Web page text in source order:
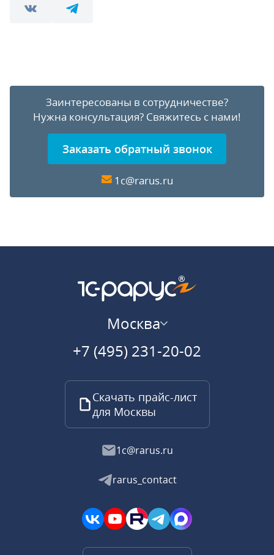
Заинтересованы в сотрудничестве?
Нужна консультация? Свяжитесь с нами!
Заказать обратный звонок
1c@rarus.ru
Москва
+7 (495) 231-20-02
Скачать прайс-лист
для Москвы
1c@rarus.ru
rarus_contact